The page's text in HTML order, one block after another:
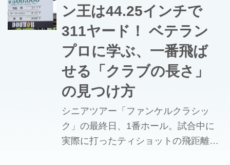
ン王は44.25インチで
311ヤード！ ベテラン
プロに学ぶ、一番飛ば
せる「クラブの長さ」
の見つけ方
シニアツアー「ファンケルクラシッ
ク」の最終日、1番ホール。試合中に
実際に打ったティショットの飛距離で